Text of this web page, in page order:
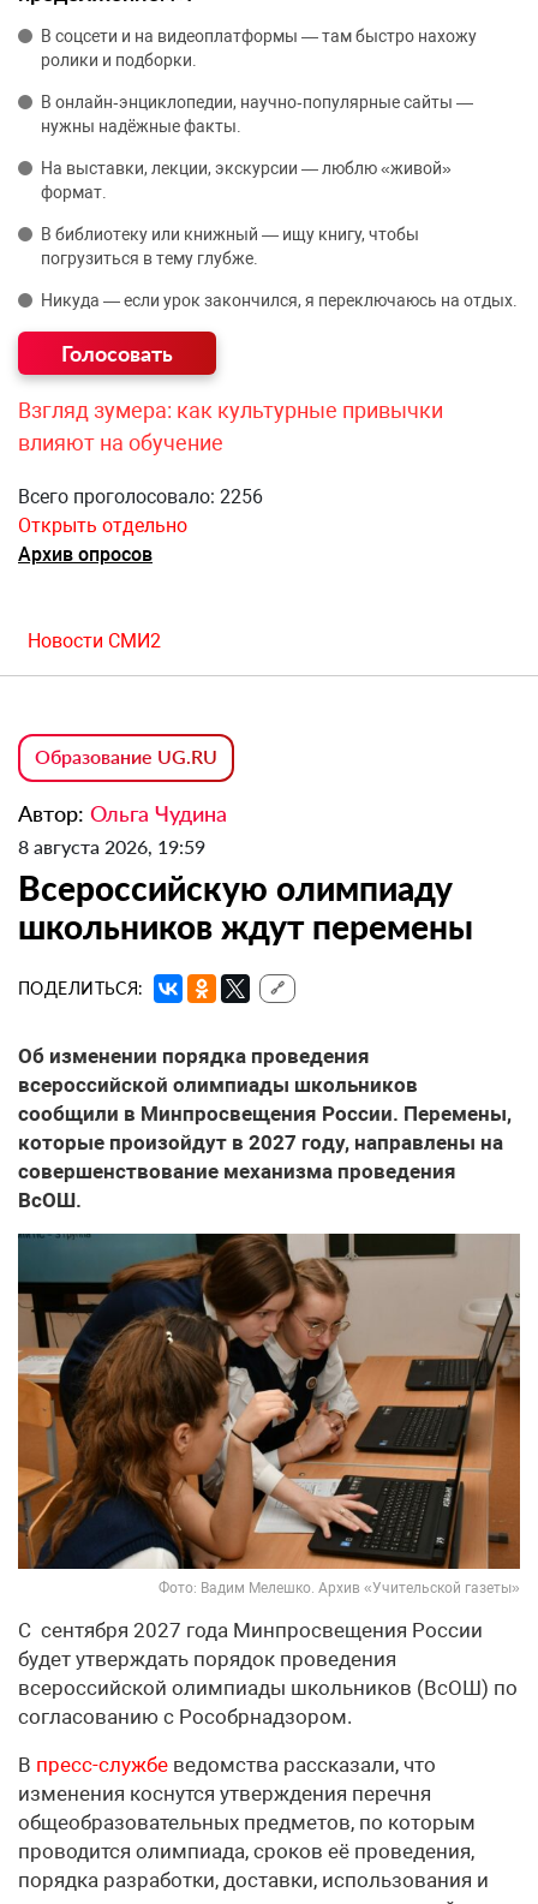
В соцсети и на видеоплатформы — там быстро нахожу
ролики и подборки.
В онлайн‑энциклопедии, научно‑популярные сайты —
нужны надёжные факты.
На выставки, лекции, экскурсии — люблю «живой»
формат.
В библиотеку или книжный — ищу книгу, чтобы
погрузиться в тему глубже.
Никуда — если урок закончился, я переключаюсь на отдых.
Взгляд зумера: как культурные привычки
влияют на обучение
Всего проголосовало: 2256
Открыть отдельно
Архив опросов
Новости СМИ2
Образование UG.RU
Автор: Ольга Чудина
8 августа 2026, 19:59
Всероссийскую олимпиаду
школьников ждут перемены
ПОДЕЛИТЬСЯ: 🔗
Об изменении порядка проведения
всероссийской олимпиады школьников
сообщили в Минпросвещения России. Перемены,
которые произойдут в 2027 году, направлены на
совершенствование механизма проведения
ВсОШ.
Фото: Вадим Мелешко. Архив «Учительской газеты»
С сентября 2027 года Минпросвещения России
будет утверждать порядок проведения
всероссийской олимпиады школьников (ВсОШ) по
согласованию с Рособрнадзором.
В пресс-службе ведомства рассказали, что
изменения коснутся утверждения перечня
общеобразовательных предметов, по которым
проводится олимпиада, сроков её проведения,
порядка разработки, доставки, использования и